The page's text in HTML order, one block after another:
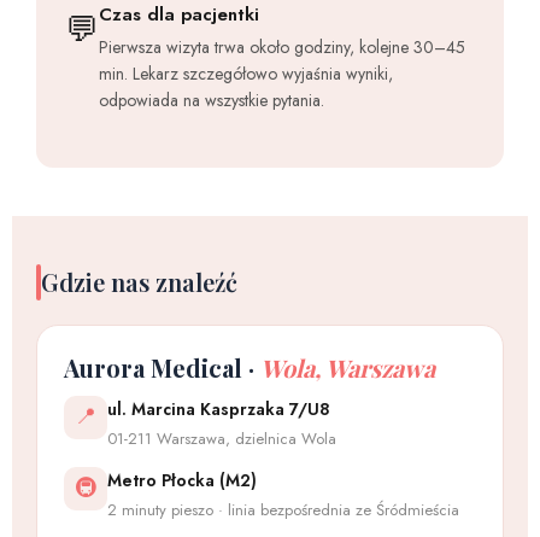
💬Czas dla pacjentki
Pierwsza wizyta trwa około godziny, kolejne 30–45
min. Lekarz szczegółowo wyjaśnia wyniki,
odpowiada na wszystkie pytania.
Gdzie nas znaleźć
Aurora Medical · Wola, Warszawa
📍 ul. Marcina Kasprzaka 7/U8
01-211 Warszawa, dzielnica Wola
🚇 Metro Płocka (M2)
2 minuty pieszo · linia bezpośrednia ze Śródmieścia